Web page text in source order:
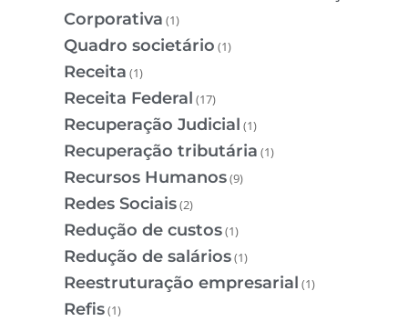
Corporativa (1)
Quadro societário (1)
Receita (1)
Receita Federal (17)
Recuperação Judicial (1)
Recuperação tributária (1)
Recursos Humanos(9)
Redes Sociais(2)
Redução de custos(1)
Redução de salários(1)
Reestruturação empresarial (1)
Refis(1)